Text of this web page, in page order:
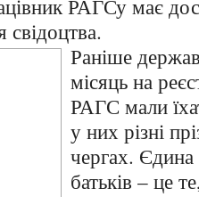
РАГСу має
Раніше
місяць на
РАГС мали
у них різні
чергах. Єдина
батьків – це